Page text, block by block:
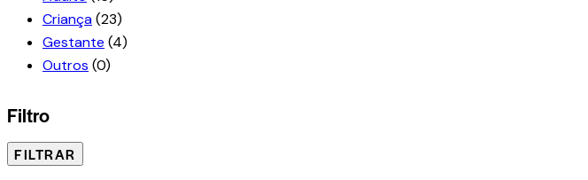
Criança(23)
Gestante (4)
Outros (0)
Filtro
FILTRAR